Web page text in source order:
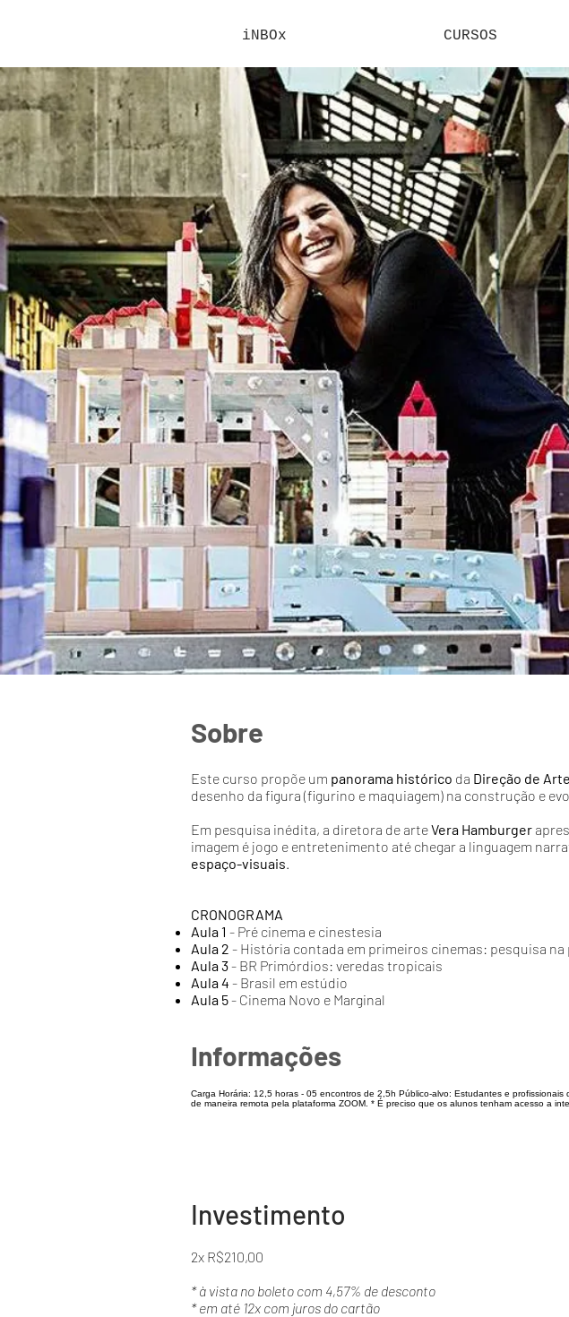
iNBOx CURSOS
Sobre
Este curso propõe um panorama histórico da Direção de
desenho da figura (figurino e maquiagem) na construção e
Em pesquisa inédita, a diretora de arteVera Hamburger
imagem é jogo e entretenimento até chegar a linguagem
espaço-visuais.
CRONOGRAMA
Aula 1 - Pré cinema e cinestesia
Aula 2 - História contada em primeiros cinemas: pesquisa na
Aula 3- BR Primórdios: veredas tropicais
Aula 4 - Brasil em estúdio
Aula 5- Cinema Novo e Marginal
Informações
Carga Horária: 12,5 horas - 05 encontros de 2,5h Público-alvo: Estudantes e
de maneira remota pela plataforma ZOOM. * É preciso que os alunos tenham acesso a
Investimento
2x R$210,00
* à vista no boleto com 4,57% de desconto
* em até 12x com juros do cartão